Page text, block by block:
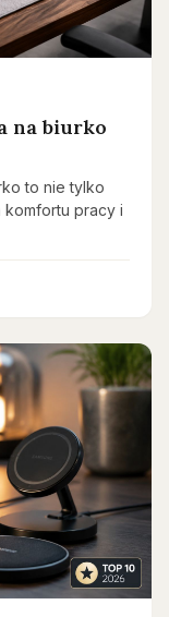
na biurko
to nie tylko
pracy i